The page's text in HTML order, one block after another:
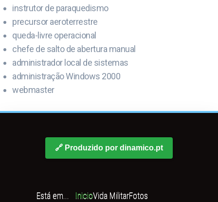
instrutor de paraquedismo
precursor aeroterrestre
queda-livre operacional
chefe de salto de abertura manual
administrador local de sistemas
administração Windows 2000
webmaster
🔗 Produzido por dinamico.pt
Está em... InicioVida MilitarFotos